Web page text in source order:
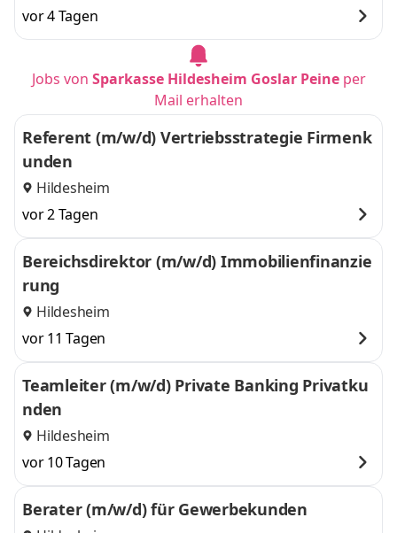
vor 4 Tagen
Jobs von Sparkasse Hildesheim Goslar Peineper
Mail erhalten
Referent (m/w/d) Vertriebsstrategie Firmenk
unden
Hildesheim
vor 2 Tagen
Bereichsdirektor (m/w/d) Immobilienfinanzie
rung
Hildesheim
vor 11 Tagen
Teamleiter (m/w/d) Private Banking Privatku
nden
Hildesheim
vor 10 Tagen
Berater (m/w/d) für Gewerbekunden